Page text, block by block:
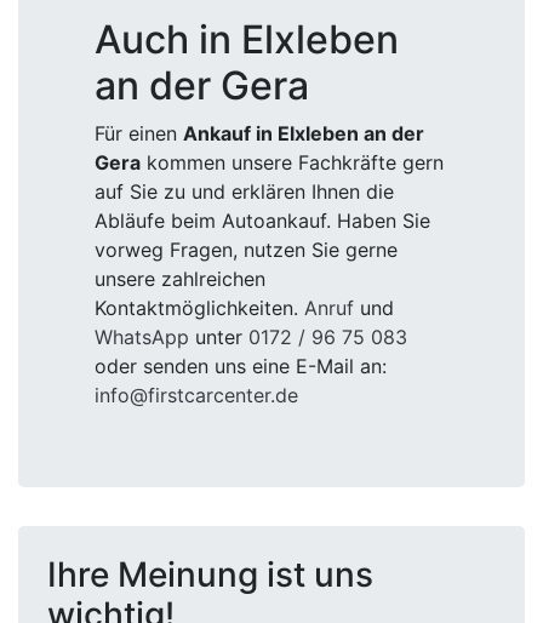
Auch in Elxleben
an der Gera
Für einen Ankauf in Elxleben an der
Gera kommen unsere Fachkräfte gern
auf Sie zu und erklären Ihnen die
Abläufe beim Autoankauf. Haben Sie
vorweg Fragen, nutzen Sie gerne
unsere zahlreichen
Kontaktmöglichkeiten. Anruf und
WhatsApp unter 0172 / 96 75 083
oder senden uns eine E-Mail an:
info@firstcarcenter.de
Ihre Meinung ist uns
wichtig!